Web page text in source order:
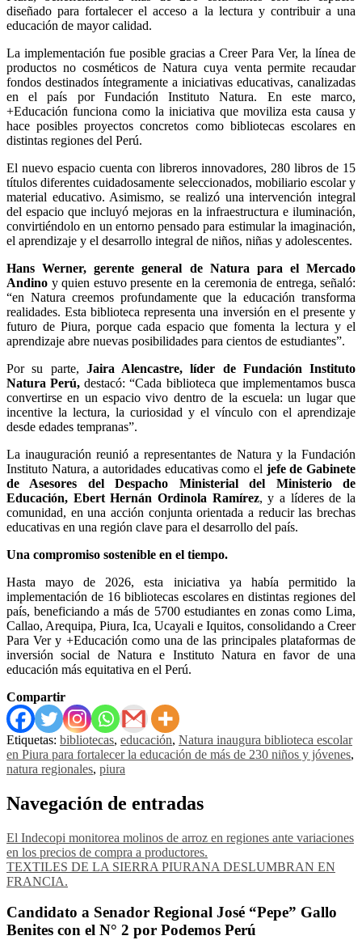
diseñado para fortalecer el acceso a la lectura y contribuir a una
educación de mayor calidad.
La implementación fue posible gracias a Creer Para Ver, la línea de
productos no cosméticos de Natura cuya venta permite recaudar
fondos destinados íntegramente a iniciativas educativas, canalizadas
en el país por Fundación Instituto Natura. En este marco,
+Educación funciona como la iniciativa que moviliza esta causa y
hace posibles proyectos concretos como bibliotecas escolares en
distintas regiones del Perú.
El nuevo espacio cuenta con libreros innovadores, 280 libros de 15
títulos diferentes cuidadosamente seleccionados, mobiliario escolar y
material educativo. Asimismo, se realizó una intervención integral
del espacio que incluyó mejoras en la infraestructura e iluminación,
convirtiéndolo en un entorno pensado para estimular la imaginación,
el aprendizaje y el desarrollo integral de niños, niñas y adolescentes.
Hans Werner, gerente general de Natura para el Mercado
Andino y quien estuvo presente en la ceremonia de entrega, señaló:
“en Natura creemos profundamente que la educación transforma
realidades. Esta biblioteca representa una inversión en el presente y
futuro de Piura, porque cada espacio que fomenta la lectura y el
aprendizaje abre nuevas posibilidades para cientos de estudiantes”.
Por su parte, Jaira Alencastre, líder de Fundación Instituto
Natura Perú, destacó: “Cada biblioteca que implementamos busca
convertirse en un espacio vivo dentro de la escuela: un lugar que
incentive la lectura, la curiosidad y el vínculo con el aprendizaje
desde edades tempranas”.
La inauguración reunió a representantes de Natura y la Fundación
Instituto Natura, a autoridades educativas como el jefe de Gabinete
de Asesores del Despacho Ministerial del Ministerio de
Educación, Ebert Hernán Ordinola Ramírez, y a líderes de la
comunidad, en una acción conjunta orientada a reducir las brechas
educativas en una región clave para el desarrollo del país.
Una compromiso sostenible en el tiempo.
Hasta mayo de 2026, esta iniciativa ya había permitido la
implementación de 16 bibliotecas escolares en distintas regiones del
país, beneficiando a más de 5700 estudiantes en zonas como Lima,
Callao, Arequipa, Piura, Ica, Ucayali e Iquitos, consolidando a Creer
Para Ver y +Educación como una de las principales plataformas de
inversión social de Natura e Instituto Natura en favor de una
educación más equitativa en el Perú.
Compartir
Etiquetas: bibliotecas, educación, Natura inaugura biblioteca escolar
en Piura para fortalecer la educación de más de 230 niños y jóvenes,
natura regionales, piura
Navegación de entradas
El Indecopi monitorea molinos de arroz en regiones ante variaciones
en los precios de compra a productores.
TEXTILES DE LA SIERRA PIURANA DESLUMBRAN EN
FRANCIA.
Candidato a Senador Regional José “Pepe” Gallo
Benites con el N° 2 por Podemos Perú